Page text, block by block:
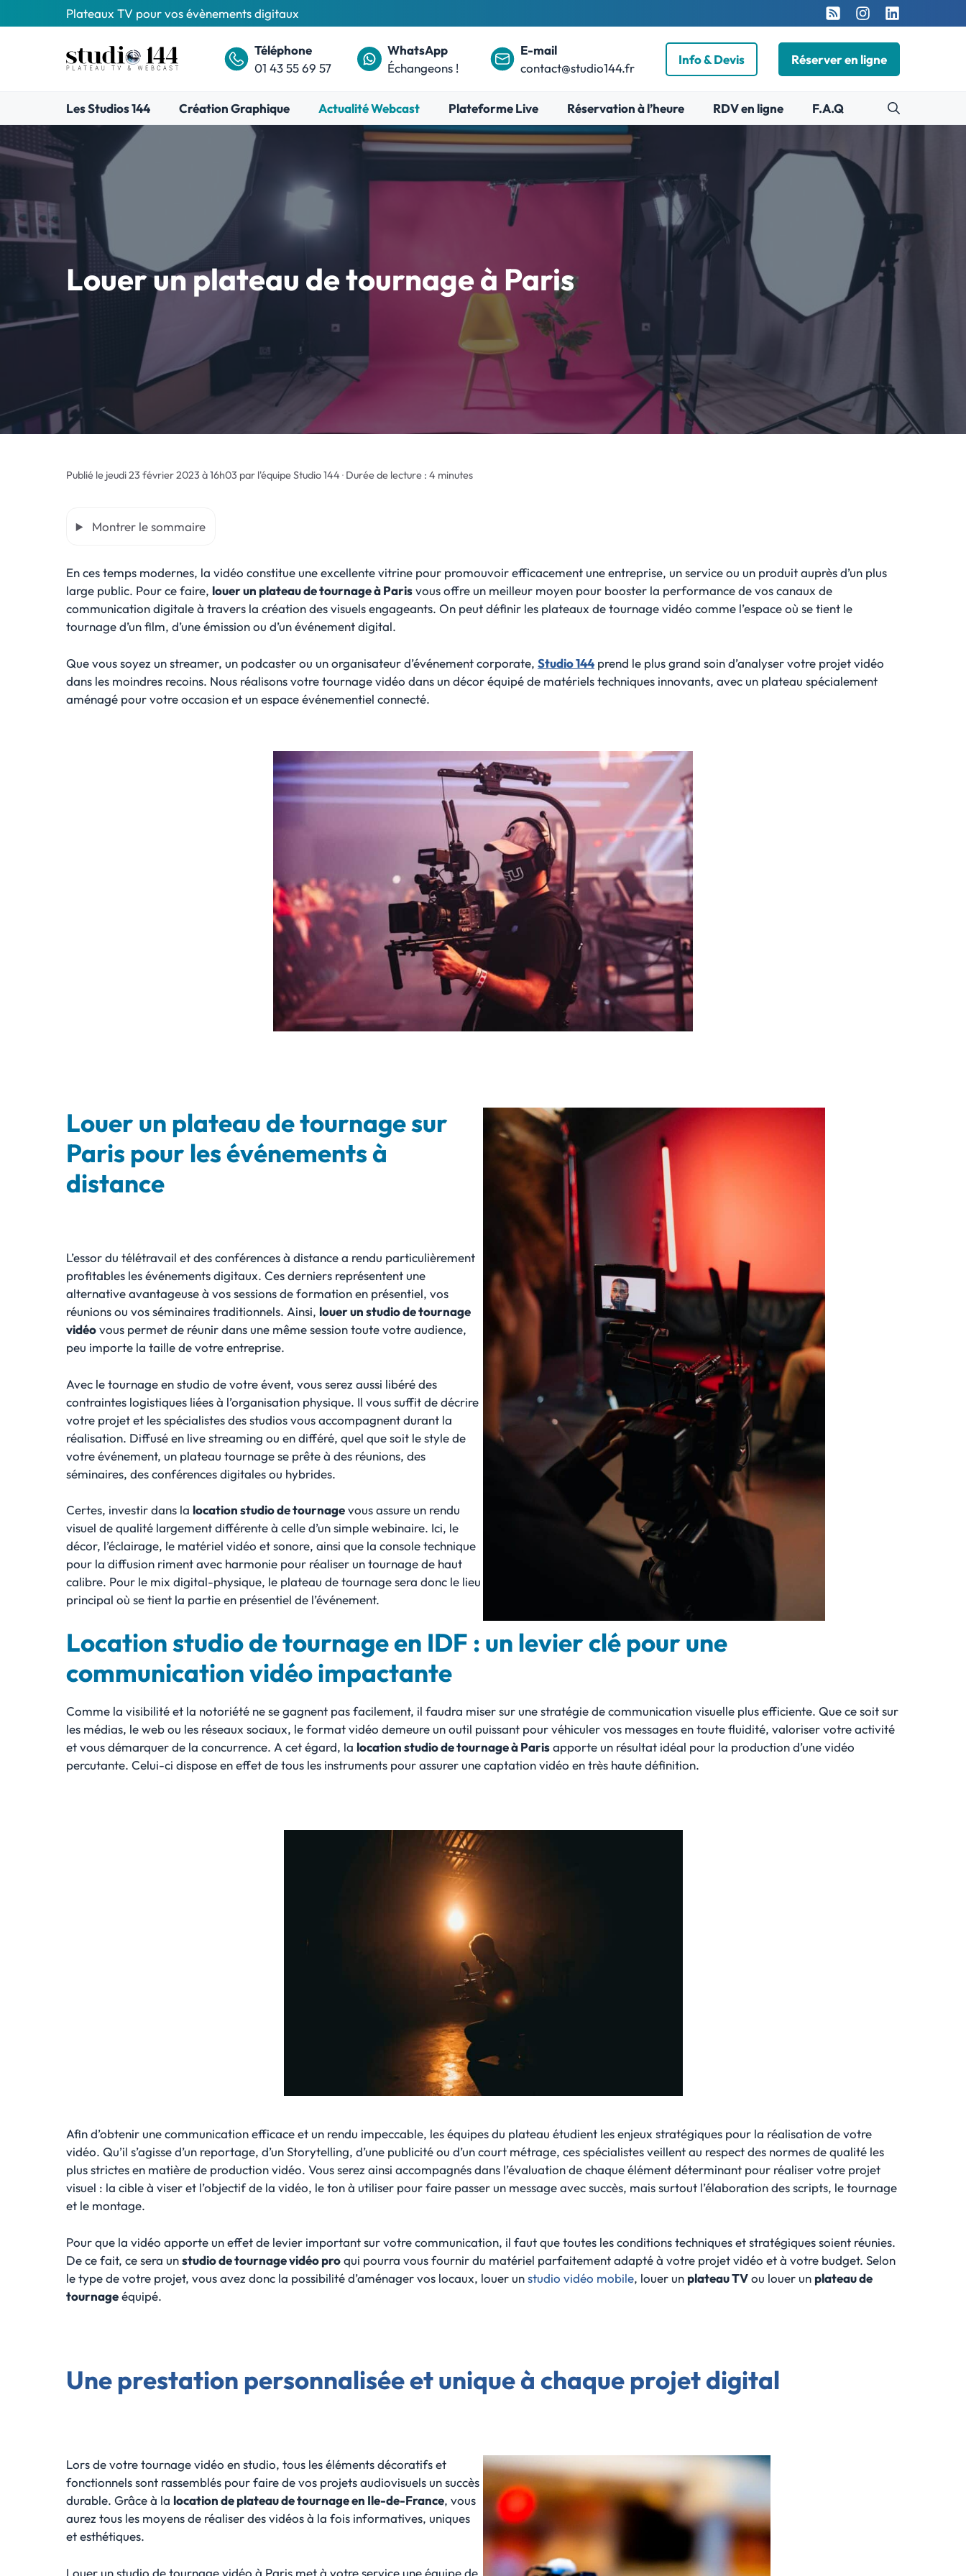
au
Plateaux TV pour vos évènements digitaux
Téléphone
01 43 55 69 57
WhatsApp
Échangeons !
E-mail
contact@studio144.fr
Info & Devis Réserver en ligne
Les Studios 144 Création Graphique Actualité Webcast Plateforme Live Réservation à l’heure RDV en ligne F.A.Q
Louer un plateau de tournage à Paris
Publié le jeudi 23 février 2023 à 16h03 par l'équipe Studio 144 · Durée de lecture : 4 minutes
Montrer le sommaire
En ces temps modernes, la vidéo constitue une excellente vitrine pour promouvoir efficacement une entreprise, un service ou un produit auprès d’un plus
large public. Pour ce faire, louer un plateau de tournage à Parisvous offre un meilleur moyen pour booster la performance de vos canaux de
communication digitale à travers la création des visuels engageants. On peut définir les plateaux de tournage vidéo comme l’espace où se tient le
tournage d’un film, d’une émission ou d’un événement digital.
Que vous soyez un streamer, un podcaster ou un organisateur d’événement corporate, Studio 144 prend le plus grand soin d’analyser votre projet vidéo
dans les moindres recoins. Nous réalisons votre tournage vidéo dans un décor équipé de matériels techniques innovants, avec un plateau spécialement
aménagé pour votre occasion et un espace événementiel connecté.
Louer un plateau de tournage sur
Paris pour les événements à
distance
L’essor du télétravail et des conférences à distance a rendu particulièrement
profitables les événements digitaux. Ces derniers représentent une
alternative avantageuse à vos sessions de formation en présentiel, vos
réunions ou vos séminaires traditionnels. Ainsi, louer un studio de tournage
vidéovous permet de réunir dans une même session toute votre audience,
peu importe la taille de votre entreprise.
Avec le tournage en studio de votre évent, vous serez aussi libéré des
contraintes logistiques liées à l’organisation physique. Il vous suffit de décrire
votre projet et les spécialistes des studios vous accompagnent durant la
réalisation. Diffusé en live streaming ou en différé, quel que soit le style de
votre événement, un plateau tournage se prête à des réunions, des
séminaires, des conférences digitales ou hybrides.
Certes, investir dans la location studio de tournagevous assure un rendu
visuel de qualité largement différente à celle d’un simple webinaire. Ici, le
décor, l’éclairage, le matériel vidéo et sonore, ainsi que la console technique
pour la diffusion riment avec harmonie pour réaliser un tournage de haut
calibre. Pour le mix digital-physique, le plateau de tournage sera donc le lieu
principal où se tient la partie en présentiel de l’événement.
Location studio de tournage en IDF : un levier clé pour une
communication vidéo impactante
Comme la visibilité et la notoriété ne se gagnent pas facilement, il faudra miser sur une stratégie de communication visuelle plus efficiente. Que ce soit sur
les médias, le web ou les réseaux sociaux, le format vidéo demeure un outil puissant pour véhiculer vos messages en toute fluidité, valoriser votre activité
et vous démarquer de la concurrence. A cet égard, la location studio de tournage à Parisapporte un résultat idéal pour la production d’une vidéo
percutante. Celui-ci dispose en effet de tous les instruments pour assurer une captation vidéo en très haute définition.
Afin d’obtenir une communication efficace et un rendu impeccable, les équipes du plateau étudient les enjeux stratégiques pour la réalisation de votre
vidéo. Qu’il s’agisse d’un reportage, d’un Storytelling, d’une publicité ou d’un court métrage, ces spécialistes veillent au respect des normes de qualité les
plus strictes en matière de production vidéo. Vous serez ainsi accompagnés dans l’évaluation de chaque élément déterminant pour réaliser votre projet
visuel : la cible à viser et l’objectif de la vidéo, le ton à utiliser pour faire passer un message avec succès, mais surtout l’élaboration des scripts, le tournage
et le montage.
Pour que la vidéo apporte un effet de levier important sur votre communication, il faut que toutes les conditions techniques et stratégiques soient réunies.
De ce fait, ce sera unstudio de tournage vidéo proqui pourra vous fournir du matériel parfaitement adapté à votre projet vidéo et à votre budget. Selon
le type de votre projet, vous avez donc la possibilité d’aménager vos locaux, louer unstudio vidéo mobile, louer un plateau TVou louer un plateau de
tournageéquipé.
Une prestation personnalisée et unique à chaque projet digital
Lors de votre tournage vidéo en studio, tous les éléments décoratifs et
fonctionnels sont rassemblés pour faire de vos projets audiovisuels un succès
durable. Grâce à la location de plateau de tournage en Ile-de-France, vous
aurez tous les moyens de réaliser des vidéos à la fois informatives, uniques
et esthétiques.
Louer un studio de tournage vidéo à Paris met à votre service une équipe de